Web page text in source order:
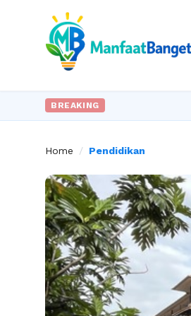
BREAKING
Home / Pendidikan